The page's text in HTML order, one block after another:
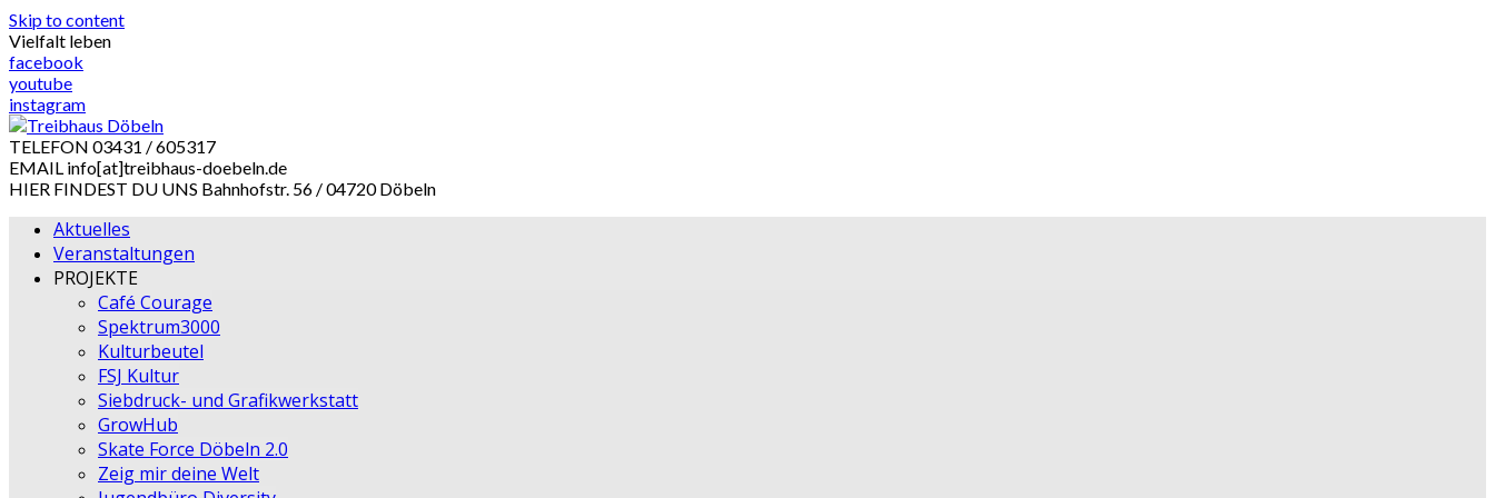
Skip to content
Vielfalt leben
facebook
youtube
instagram
TELEFON 03431 / 605317
EMAIL info[at]treibhaus-doebeln.de
HIER FINDEST DU UNS Bahnhofstr. 56 / 04720 Döbeln
Aktuelles
Veranstaltungen
PROJEKTE
Café Courage
Spektrum3000
Kulturbeutel
FSJ Kultur
Siebdruck- und Grafikwerkstatt
GrowHub
Skate Force Döbeln 2.0
Zeig mir deine Welt